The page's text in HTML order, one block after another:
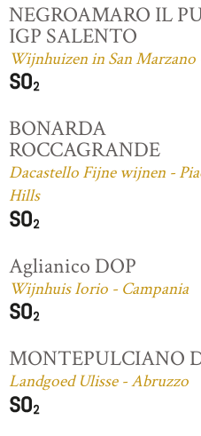
NEGROAMARO IL
IGP SALENTO
Wijnhuizen in San Marzano
BONARDA
ROCCAGRANDE
Dacastello Fijne wijnen -
Hills
Aglianico DOP
Wijnhuis Iorio - Campania
MONTEPULCIANO
Landgoed Ulisse - Abruzzo